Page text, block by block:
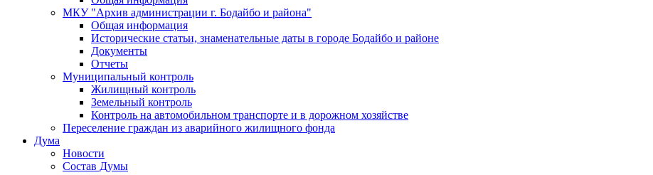
МКУ "Архив администрации г. Бодайбо и района"
Общая информация
Исторические статьи, знаменательные даты в городе Бодайбо и районе
Документы
Отчеты
Муниципальный контроль
Жилищный контроль
Земельный контроль
Контроль на автомобильном транспорте и в дорожном хозяйстве
Переселение граждан из аварийного жилищного фонда
Дума
Новости
Состав Думы